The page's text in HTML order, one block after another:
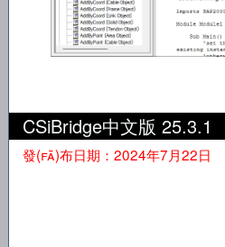
CSiBridge中文版 25.3.1
發(fā)布日期：2024年7月22日